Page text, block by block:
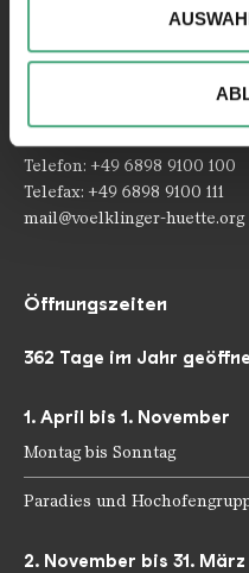
analysieren. Außerdem
Ihrer Verwendung
Partner führen diese
weiteren Daten
haben oder die sie im
gesammelt haben.
Kontakt
Telefon: +49 6898 9100 100
Telefax: +49 6898 9100 111
mail@voelklinger-huette.org
Öffnungszeiten
362 Tage im Jahr
1. April bis 1. November
Montag bis Sonntag
Paradies und
2. November bis 31. März